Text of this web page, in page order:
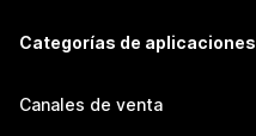
Categorías de aplicaciones
Canales de venta